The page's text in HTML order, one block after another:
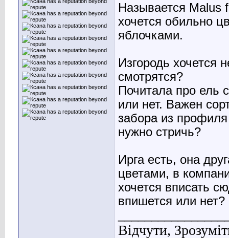
Называется Malus
хочется обильно
яблочками.
Изгородь хочется
смотрятся?
Почитала про ель
или нет. Важен
забора из профиля
нужно стричь?
Ирга есть, она
цветами, в
хочется вписать
впишется или нет?
Відчути,